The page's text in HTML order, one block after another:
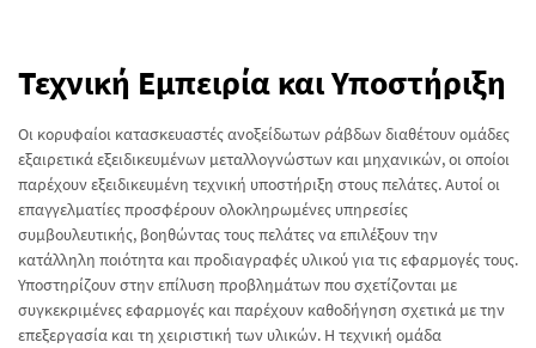
Τεχνική Εμπειρία και Υποστήριξη
Οι κορυφαίοι κατασκευαστές ανοξείδωτων ράβδων διαθέτουν ομάδες
εξαιρετικά εξειδικευμένων μεταλλογνώστων και μηχανικών, οι οποίοι
παρέχουν εξειδικευμένη τεχνική υποστήριξη στους πελάτες. Αυτοί οι
επαγγελματίες προσφέρουν ολοκληρωμένες υπηρεσίες
συμβουλευτικής, βοηθώντας τους πελάτες να επιλέξουν την
κατάλληλη ποιότητα και προδιαγραφές υλικού για τις εφαρμογές τους.
Υποστηρίζουν στην επίλυση προβλημάτων που σχετίζονται με
συγκεκριμένες εφαρμογές και παρέχουν καθοδήγηση σχετικά με την
επεξεργασία και τη χειριστική των υλικών. Η τεχνική ομάδα